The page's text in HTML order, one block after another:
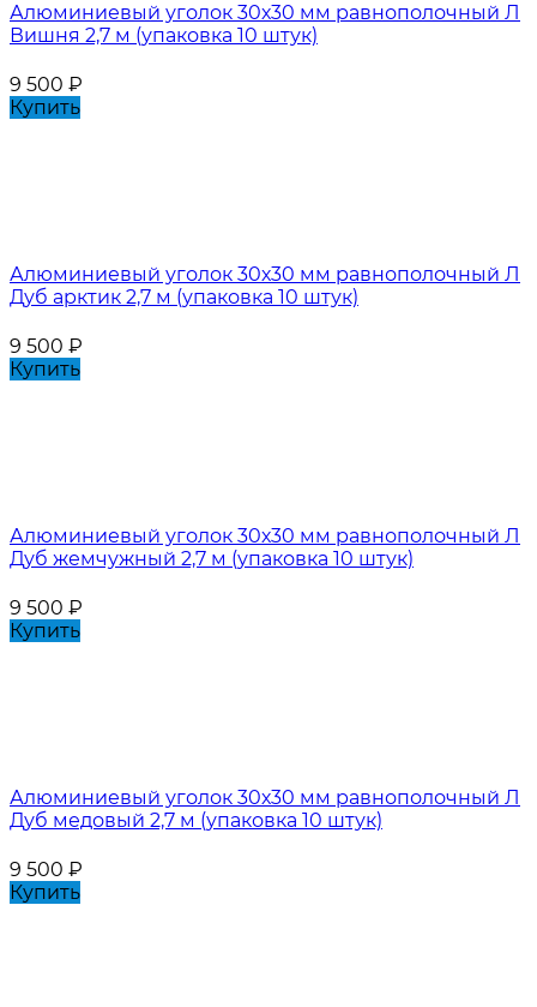
Алюминиевый уголок 30х30 мм равнополочный Л
Вишня 2,7 м (упаковка 10 штук)
9 500 ₽
Купить
Алюминиевый уголок 30х30 мм равнополочный Л
Дуб арктик 2,7 м (упаковка 10 штук)
9 500 ₽
Купить
Алюминиевый уголок 30х30 мм равнополочный Л
Дуб жемчужный 2,7 м (упаковка 10 штук)
9 500 ₽
Купить
Алюминиевый уголок 30х30 мм равнополочный Л
Дуб медовый 2,7 м (упаковка 10 штук)
9 500 ₽
Купить